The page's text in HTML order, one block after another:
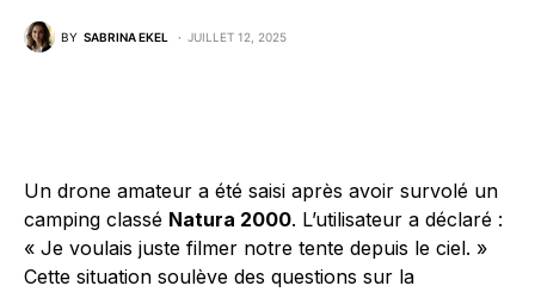
BY SABRINA EKEL JUILLET 12, 2025
Un drone amateur a été saisi après avoir survolé un
camping classé Natura 2000. L’utilisateur a déclaré :
« Je voulais juste filmer notre tente depuis le ciel. »
Cette situation soulève des questions sur la